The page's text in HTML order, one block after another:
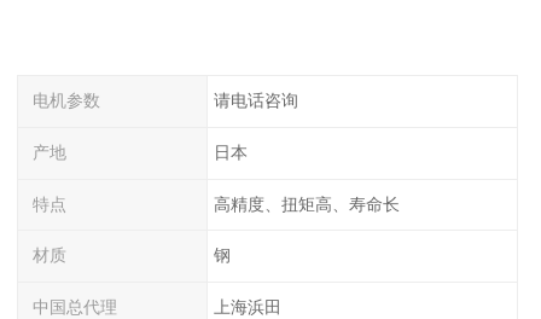
电机参数 请电话咨询
产地 日本
特点 高精度、扭矩高、寿命长
材质 钢
中国总代理 上海浜田